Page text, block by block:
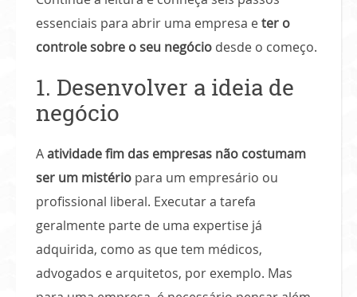
essenciais para abrir uma empresa eter o
controle sobre o seu negócio desde o começo.
1. Desenvolver a ideia de
negócio
Aatividade fim das empresas não costumam
ser um mistério para um empresário ou
profissional liberal. Executar a tarefa
geralmente parte de uma expertise já
adquirida, como as que tem médicos,
advogados e arquitetos, por exemplo. Mas